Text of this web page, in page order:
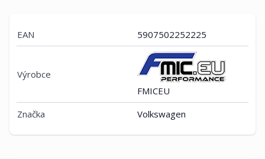
EAN 5907502252225
Výrobce
FMICEU
Značka
Volkswagen